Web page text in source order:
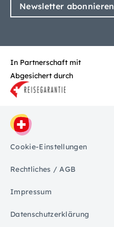
Newsletter abonnieren
In Partnerschaft mit
Abgesichert durch
Cookie-Einstellungen
Rechtliches / AGB
Impressum
Datenschutzerklärung